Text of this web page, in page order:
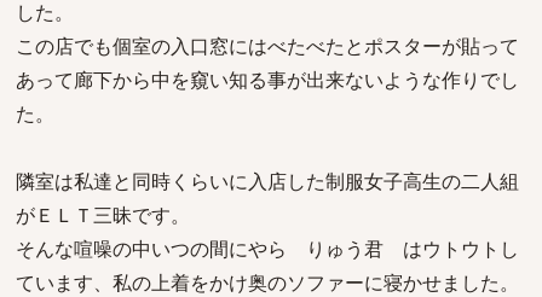
した。
この店でも個室の入口窓にはべたべたとポスターが貼って
あって廊下から中を窺い知る事が出来ないような作りでし
た。
隣室は私達と同時くらいに入店した制服女子高生の二人組
がＥＬＴ三昧です。
そんな喧噪の中いつの間にやら りゅう君 はウトウトし
ています、私の上着をかけ奥のソファーに寝かせました。